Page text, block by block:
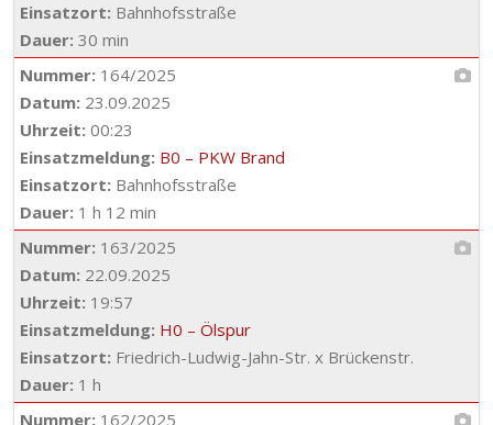
Einsatzort: Bahnhofsstraße
Dauer: 30 min
Nummer: 164/2025
Datum: 23.09.2025
Uhrzeit: 00:23
Einsatzmeldung: B0 – PKW Brand
Einsatzort: Bahnhofsstraße
Dauer: 1 h 12 min
Nummer: 163/2025
Datum: 22.09.2025
Uhrzeit: 19:57
Einsatzmeldung: H0 – Ölspur
Einsatzort: Friedrich-Ludwig-Jahn-Str. x Brückenstr.
Dauer: 1 h
Nummer: 162/2025